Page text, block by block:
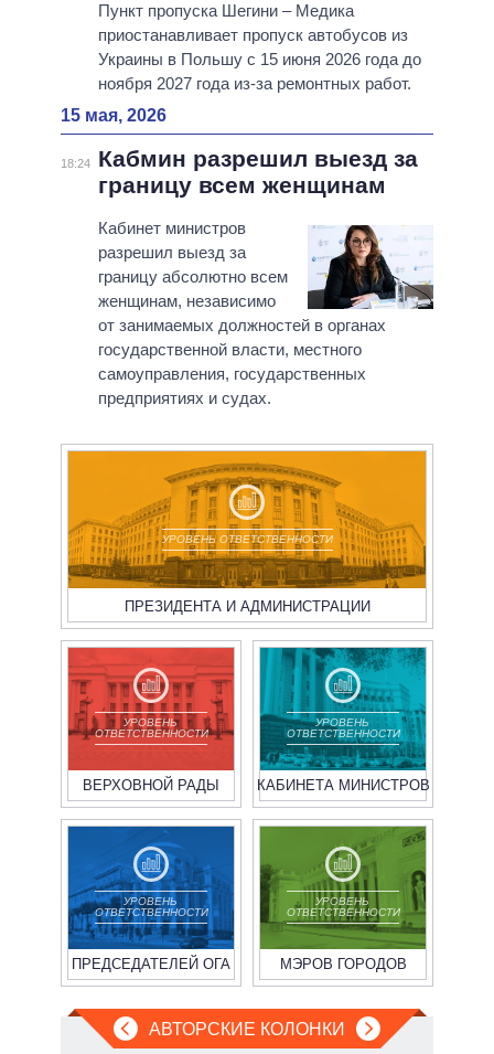
Пункт пропуска Шегини – Медика
приостанавливает пропуск автобусов из
Украины в Польшу с 15 июня 2026 года до
ноября 2027 года из-за ремонтных работ.
15 мая, 2026
18:24
Кабмин разрешил выезд за
границу всем женщинам
Кабинет министров
разрешил выезд за
границу абсолютно всем
женщинам, независимо
от занимаемых должностей в органах
государственной власти, местного
самоуправления, государственных
предприятиях и судах.
УРОВЕНЬ ОТВЕТСТВЕННОСТИ
ПРЕЗИДЕНТА И АДМИНИСТРАЦИИ
УРОВЕНЬ
ОТВЕТСТВЕННОСТИ
ВЕРХОВНОЙ РАДЫ
УРОВЕНЬ
ОТВЕТСТВЕННОСТИ
КАБИНЕТА МИНИСТРОВ
УРОВЕНЬ
ОТВЕТСТВЕННОСТИ
ПРЕДСЕДАТЕЛЕЙ ОГА
УРОВЕНЬ
ОТВЕТСТВЕННОСТИ
МЭРОВ ГОРОДОВ
АВТОРСКИЕ КОЛОНКИ